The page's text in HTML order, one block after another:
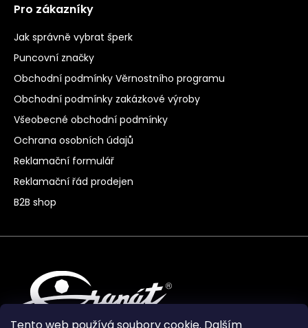
Pro zákazníky
Jak správně vybrat šperk
Puncovní značky
Obchodní podmínky Věrnostního programu
Obchodní podmínky zakázkové výroby
Všeobecné obchodní podmínky
Ochrana osobních údajů
Reklamační formulář
Reklamační řád prodejen
B2B shop